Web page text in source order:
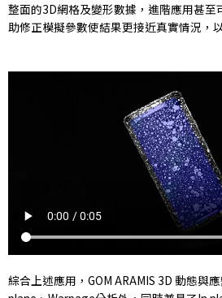
整面的3D網格及變形數據，進階應用甚
助修正模擬參數使結果更接近真實情況，
綜合上述應用，GOM ARAMIS 3D 動態與